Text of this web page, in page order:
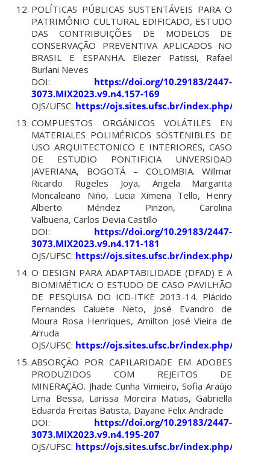
POLÍTICAS PÚBLICAS SUSTENTÁVEIS PARA O
PATRIMÔNIO CULTURAL EDIFICADO, ESTUDO
DAS CONTRIBUIÇÕES DE MODELOS DE
CONSERVAÇÃO PREVENTIVA APLICADOS NO
BRASIL E ESPANHA. Eliezer Patissi, Rafael
Burlani Neves
DOI: https://doi.org/10.29183/2447-
3073.MIX2023.v9.n4.157-169
OJS/UFSC: https://ojs.sites.ufsc.br/index.php/
COMPUESTOS ORGÁNICOS VOLÁTILES EN
MATERIALES POLIMÉRICOS SOSTENIBLES DE
USO ARQUITECTONICO E INTERIORES, CASO
DE ESTUDIO PONTIFICIA UNVERSIDAD
JAVERIANA, BOGOTÁ – COLOMBIA.Willmar
Ricardo Rugeles Joya, Angela Margarita
Moncaleano Niño, Lucia Ximena Tello, Henry
Alberto Méndez Pinzon, Carolina
Valbuena, Carlos Devia Castillo
DOI: https://doi.org/10.29183/2447-
3073.MIX2023.v9.n4.171-181
OJS/UFSC: https://ojs.sites.ufsc.br/index.php/
O DESIGN PARA ADAPTABILIDADE (DFAD) E A
BIOMIMÉTICA: O ESTUDO DE CASO PAVILHÃO
DE PESQUISA DO ICD-ITKE 2013-14. Plácido
Fernandes Caluete Neto, José Evandro de
Moura Rosa Henriques, Amilton José Vieira de
Arruda
OJS/UFSC: https://ojs.sites.ufsc.br/index.php/
ABSORÇÃO POR CAPILARIDADE EM ADOBES
PRODUZIDOS COM REJEITOS DE
MINERAÇÃO. Jhade Cunha Vimieiro, Sofia Araújo
Lima Bessa, Larissa Moreira Matias, Gabriella
Eduarda Freitas Batista, Dayane Felix Andrade
DOI: https://doi.org/10.29183/2447-
3073.MIX2023.v9.n4.195-207
OJS/UFSC: https://ojs.sites.ufsc.br/index.php/